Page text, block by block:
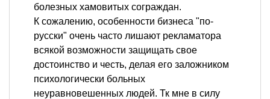
болезных хамовитых сограждан.
К сожалению, особенности бизнеса "по-
русски" очень часто лишают рекламатора
всякой возможности защищать свое
достоинство и честь, делая его заложником
психологически больных
неуравновешенных людей. Тк мне в силу